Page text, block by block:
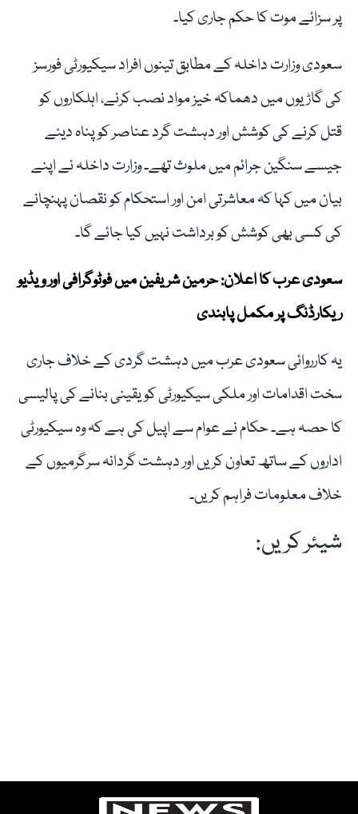
پر سزائے موت کا حکم جاری کیا۔
سعودی وزارت داخلہ کے مطابق تینوں افراد سیکیورٹی فورسز
کی گاڑیوں میں دھماکہ خیز مواد نصب کرنے، اہلکاروں کو
قتل کرنے کی کوشش اور دہشت گرد عناصر کو پناہ دینے
جیسے سنگین جرائم میں ملوث تھے۔ وزارت داخلہ نے اپنے
بیان میں کہا کہ معاشرتی امن اور استحکام کو نقصان پہنچانے
کی کسی بھی کوشش کو برداشت نہیں کیا جائے گا۔
سعودی عرب کا اعلان: حرمین شریفین میں فوٹوگرافی اور ویڈیو
ریکارڈنگ پر مکمل پابندی
یہ کارروائی سعودی عرب میں دہشت گردی کے خلاف جاری
سخت اقدامات اور ملکی سیکیورٹی کو یقینی بنانے کی پالیسی
کا حصہ ہے۔ حکام نے عوام سے اپیل کی ہے کہ وہ سیکیورٹی
اداروں کے ساتھ تعاون کریں اور دہشت گردانہ سرگرمیوں کے
خلاف معلومات فراہم کریں۔
شیئر کریں: